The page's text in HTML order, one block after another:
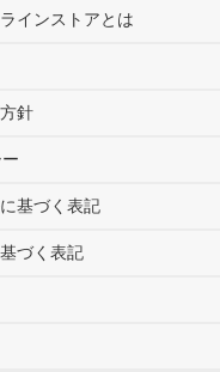
インストアとは
針
基づく表記
づく表記